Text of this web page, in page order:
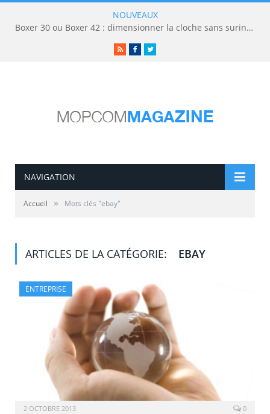
NOUVEAUX
Boxer 30 ou Boxer 42 : dimensionner la cloche sans surinvestir
RSSFacebookTwitter
NAVIGATION
Accueil » Mots clés "ebay"
ARTICLES DE LA CATÉGORIE: EBAY
ENTREPRISE
2 OCTOBRE 2013 0